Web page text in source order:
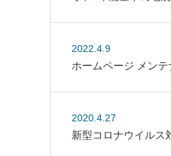
2022.4.9
ホームページ メン
2020.4.27
新型コロナウイルス